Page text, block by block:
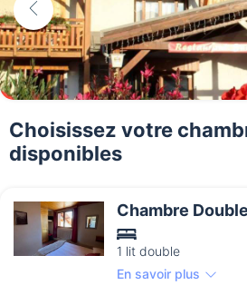
Choisissez votre
disponibles
Chambre Double
1 lit double
En savoir plus